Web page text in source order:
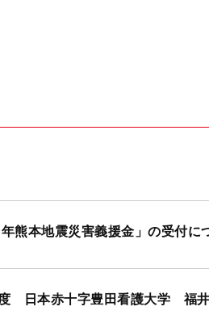
年熊本地震災害義援金」の受付に
日本赤十字豊田看護大学 福井